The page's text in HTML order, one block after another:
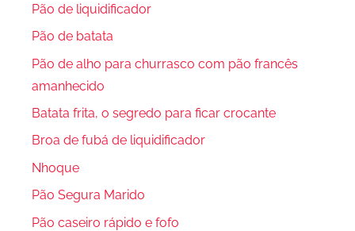
Pão de liquidificador
Pão de batata
Pão de alho para churrasco com pão francês
amanhecido
Batata frita, o segredo para ficar crocante
Broa de fubá de liquidificador
Nhoque
Pão Segura Marido
Pão caseiro rápido e fofo